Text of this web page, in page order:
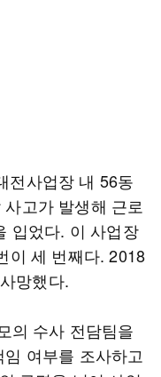
전사업장 내 56동
고가 발생해 근로
입었다. 이 사업장
이 세 번째다. 2018
망했다.
의 수사 전담팀을
여부를 조사하고